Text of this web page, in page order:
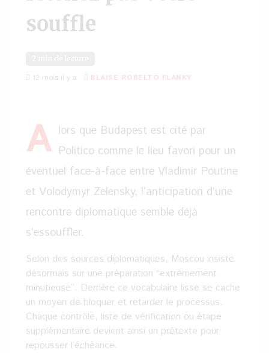
souffle
12 mois il y a BLAISE ROBELTO FLANKY
A lors que Budapest est cité par
Politico comme le lieu favori pour un
éventuel face-à-face entre Vladimir Poutine
et Volodymyr Zelensky, l’anticipation d’une
rencontre diplomatique semble déjà
s’essouffler.
Selon des sources diplomatiques, Moscou insiste
désormais sur une préparation “extrêmement
minutieuse”. Derrière ce vocabulaire lisse se cache
un moyen de bloquer et retarder le processus.
Chaque contrôle, liste de vérification ou étape
supplémentaire devient ainsi un prétexte pour
repousser l’échéance.